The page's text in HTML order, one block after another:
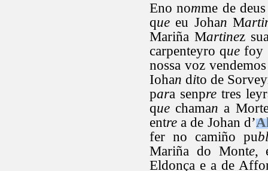
Eno nomme de
que eu Johan M
Mariña Martinez
carpenteyro que foy
nossa voz
Iohan dito de
para senpretres
que chaman a
entre a de Johan d’
fer no camiño pu
Mariña do Monte,
Eldonça e a de